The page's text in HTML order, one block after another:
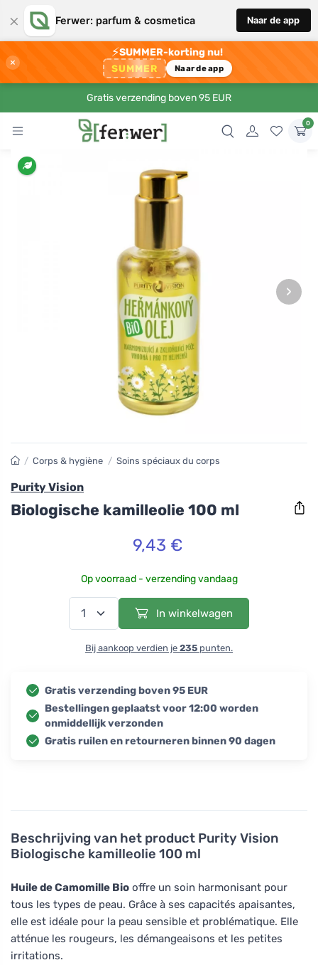
× Ferwer: parfum & cosmetica Naar de app
×
⚡SUMMER-korting nu!
SUMMER Naar de app
Gratis verzending boven 95 EUR
0
›
Beschrijving van het product Purity Vision
Biologische kamilleolie 100 ml
Huile de Camomille Bio offre un soin harmonisant pour
tous les types de peau. Grâce à ses capacités apaisantes,
elle est idéale pour la peau sensible et problématique. Elle
atténue les rougeurs, les démangeaisons et les petites
irritations.
/ Corps & hygiène / Soins spéciaux du corps
Purity Vision
Biologische kamilleolie 100 ml
9,43 €
Op voorraad - verzending vandaag
In winkelwagen
Bij aankoop verdien je 235 punten.
Gratis verzending boven 95 EUR
Bestellingen geplaatst voor 12:00 worden
onmiddellijk verzonden
Gratis ruilen en retourneren binnen 90 dagen